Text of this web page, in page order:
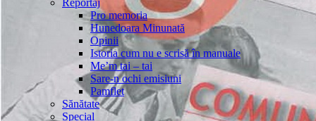
Reportaj
Pro memoria
Hunedoara Minunată
Opinii
Istoria cum nu e scrisă în manuale
Me’m tai – tai
Sare-n ochi emisiuni
Pamflet
Sănătate
Special